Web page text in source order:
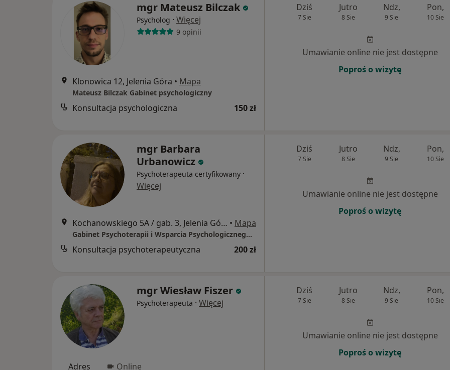
mgr Mateusz Bilczak
Psycholog · Więcej
9 opinii
Klonowica 12, Jelenia Góra • Mapa
Mateusz Bilczak Gabinet psychologiczny
Konsultacja psychologiczna 150 zł
Dziś
7 Sie
Jutro
8 Sie
Ndz,
9 Sie
Pon,
10 Sie
Umawianie online nie jest dostępne
Poproś o wizytę
mgr Barbara
Urbanowicz
Psychoterapeuta certyfikowany ·
Więcej
Kochanowskiego 5A / gab. 3, Jelenia Góra • Mapa
Gabinet Psychoterapii i Wsparcia Psychologicznego w Kryzysie Barbara Urbanowicz
Konsultacja psychoterapeutyczna 200 zł
Dziś
7 Sie
Jutro
8 Sie
Ndz,
9 Sie
Pon,
10 Sie
Umawianie online nie jest dostępne
Poproś o wizytę
mgr Wiesław Fiszer
Psychoterapeuta · Więcej
Adres Online
Dziś
7 Sie
Jutro
8 Sie
Ndz,
9 Sie
Pon,
10 Sie
Umawianie online nie jest dostępne
Poproś o wizytę